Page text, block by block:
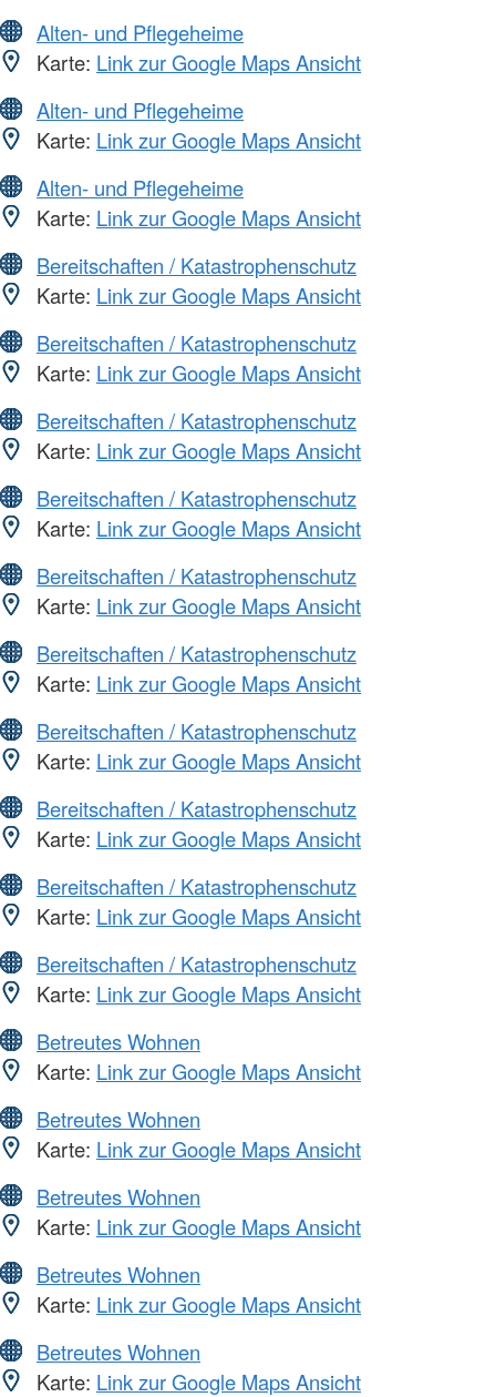
Alten- und Pflegeheime
Karte: Link zur Google Maps Ansicht
Alten- und Pflegeheime
Karte: Link zur Google Maps Ansicht
Alten- und Pflegeheime
Karte: Link zur Google Maps Ansicht
Bereitschaften / Katastrophenschutz
Karte: Link zur Google Maps Ansicht
Bereitschaften / Katastrophenschutz
Karte: Link zur Google Maps Ansicht
Bereitschaften / Katastrophenschutz
Karte: Link zur Google Maps Ansicht
Bereitschaften / Katastrophenschutz
Karte: Link zur Google Maps Ansicht
Bereitschaften / Katastrophenschutz
Karte: Link zur Google Maps Ansicht
Bereitschaften / Katastrophenschutz
Karte: Link zur Google Maps Ansicht
Bereitschaften / Katastrophenschutz
Karte: Link zur Google Maps Ansicht
Bereitschaften / Katastrophenschutz
Karte: Link zur Google Maps Ansicht
Bereitschaften / Katastrophenschutz
Karte: Link zur Google Maps Ansicht
Bereitschaften / Katastrophenschutz
Karte: Link zur Google Maps Ansicht
Betreutes Wohnen
Karte: Link zur Google Maps Ansicht
Betreutes Wohnen
Karte: Link zur Google Maps Ansicht
Betreutes Wohnen
Karte: Link zur Google Maps Ansicht
Betreutes Wohnen
Karte: Link zur Google Maps Ansicht
Betreutes Wohnen
Karte: Link zur Google Maps Ansicht